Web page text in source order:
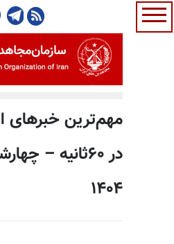
مهم‌ترین خبرهای
۱۴۰۴